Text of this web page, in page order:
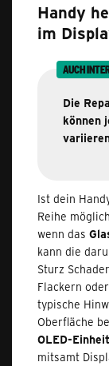
Handy
im
AUCH
Die
können
Ist dein
Reihe
wenn das
kann die
Sturz
Flackern
typische
Oberfläche
OLED-
mitsamt